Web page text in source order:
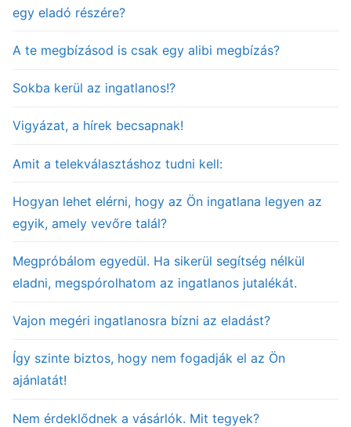
egy eladó részére?
A te megbízásod is csak egy alibi megbízás?
Sokba kerül az ingatlanos!?
Vigyázat, a hírek becsapnak!
Amit a telekválasztáshoz tudni kell:
Hogyan lehet elérni, hogy az Ön ingatlana legyen az
egyik, amely vevőre talál?
Megpróbálom egyedül. Ha sikerül segítség nélkül
eladni, megspórolhatom az ingatlanos jutalékát.
Vajon megéri ingatlanosra bízni az eladást?
Így szinte biztos, hogy nem fogadják el az Ön
ajánlatát!
Nem érdeklődnek a vásárlók. Mit tegyek?